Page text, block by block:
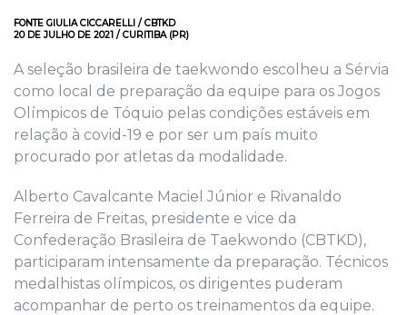
FONTE GIULIA CICCARELLI / CBTKD
20 DE JULHO DE 2021 / CURITIBA (PR)
A seleção brasileira de taekwondo escolheu a Sérvia
como local de preparação da equipe para os Jogos
Olímpicos de Tóquio pelas condições estáveis em
relação à covid-19 e por ser um país muito
procurado por atletas da modalidade.
Alberto Cavalcante Maciel Júnior e Rivanaldo
Ferreira de Freitas, presidente e vice da
Confederação Brasileira de Taekwondo (CBTKD),
participaram intensamente da preparação. Técnicos
medalhistas olímpicos, os dirigentes puderam
acompanhar de perto os treinamentos da equipe.